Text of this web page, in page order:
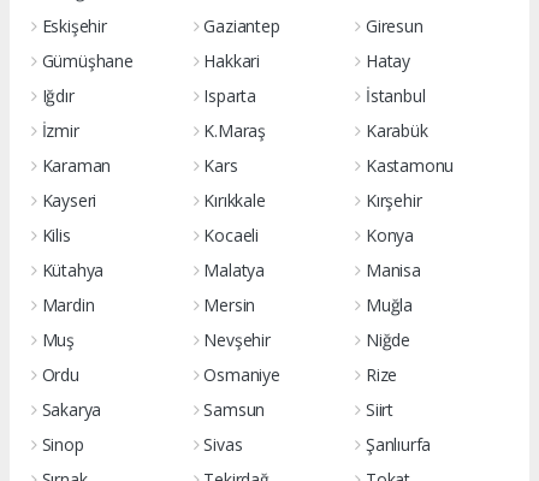
Eskişehir
Gaziantep
Giresun
Gümüşhane
Hakkari
Hatay
Iğdır
Isparta
İstanbul
İzmir
K.Maraş
Karabük
Karaman
Kars
Kastamonu
Kayseri
Kırıkkale
Kırşehir
Kilis
Kocaeli
Konya
Kütahya
Malatya
Manisa
Mardin
Mersin
Muğla
Muş
Nevşehir
Niğde
Ordu
Osmaniye
Rize
Sakarya
Samsun
Siirt
Sinop
Sivas
Şanlıurfa